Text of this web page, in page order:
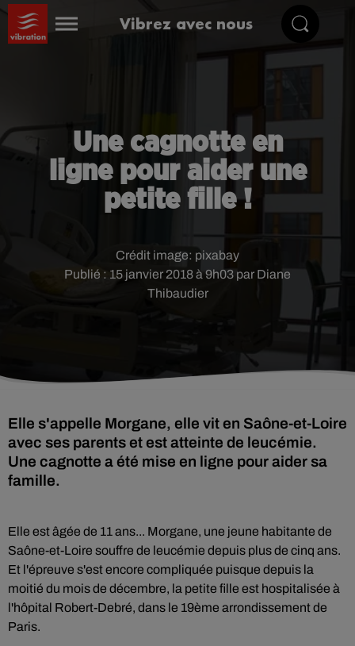
Vibrez avec nous
Une cagnotte en
ligne pour aider une
petite fille !
Publié : 15 janvier 2018 à 9h03 par Diane
Thibaudier
Crédit image: pixabay
Elle s'appelle Morgane, elle vit en Saône-et-Loire
avec ses parents et est atteinte de leucémie.
Une cagnotte a été mise en ligne pour aider sa
famille.
Elle est âgée de 11 ans... Morgane, une jeune habitante de
Saône-et-Loire souffre de leucémie depuis plus de cinq ans.
Et l'épreuve s'est encore compliquée puisque depuis la
moitié du mois de décembre, la petite fille est hospitalisée à
l'hôpital Robert-Debré, dans le 19ème arrondissement de
Paris.